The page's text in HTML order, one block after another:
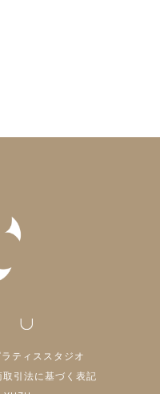
ティススタジオ
取引法に基づく表記